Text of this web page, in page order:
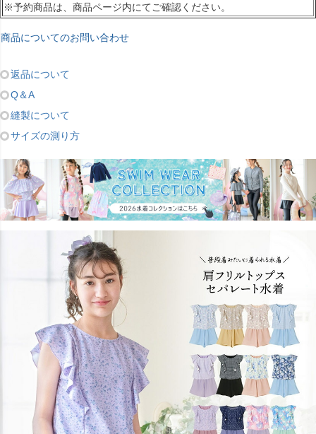
※予約商品は、商品ページ内にてご確認ください。
商品についてのお問い合わせ
返品について
Q＆A
縫製について
サイズの測り方